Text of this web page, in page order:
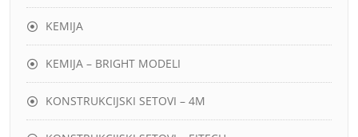
KEMIJA
KEMIJA – BRIGHT MODELI
KONSTRUKCIJSKI SETOVI – 4M